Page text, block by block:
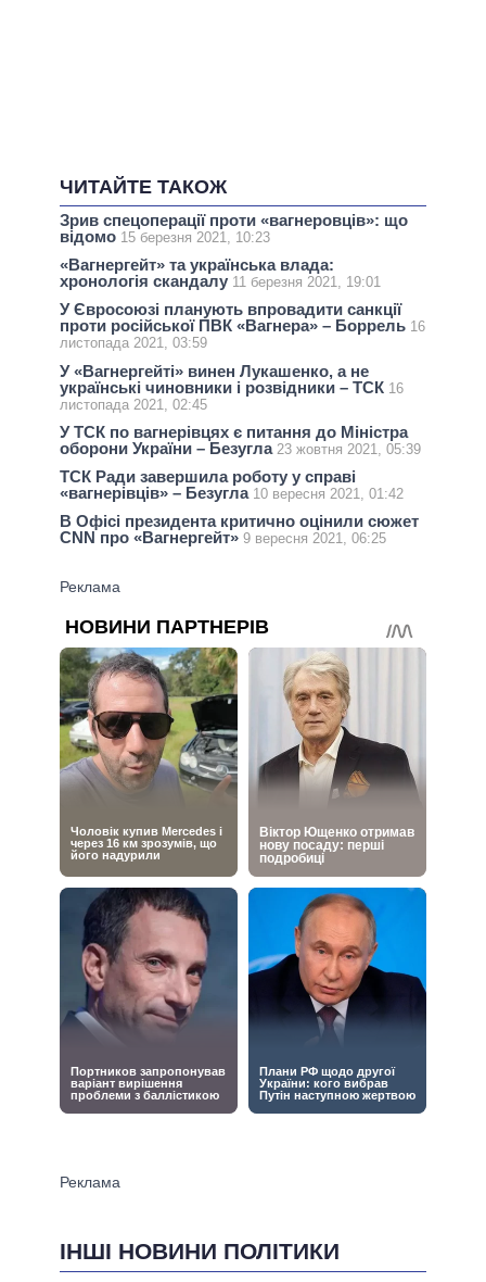
ЧИТАЙТЕ ТАКОЖ
Зрив спецоперації проти «вагнеровців»: що
відомо 15 березня 2021, 10:23
«Вагнергейт» та українська влада:
хронологія скандалу 11 березня 2021, 19:01
У Євросоюзі планують впровадити санкції
проти російської ПВК «Вагнера» – Боррель 16
листопада 2021, 03:59
У «Вагнергейті» винен Лукашенко, а не
українські чиновники і розвідники – ТСК 16
листопада 2021, 02:45
У ТСК по вагнерівцях є питання до Міністра
оборони України – Безугла 23 жовтня 2021, 05:39
ТСК Ради завершила роботу у справі
«вагнерівців» – Безугла 10 вересня 2021, 01:42
В Офісі президента критично оцінили сюжет
CNN про «Вагнергейт» 9 вересня 2021, 06:25
ІНШІ НОВИНИ ПОЛІТИКИ